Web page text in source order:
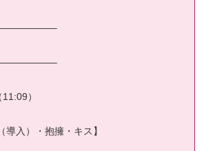
）
導入）・抱擁・キス】